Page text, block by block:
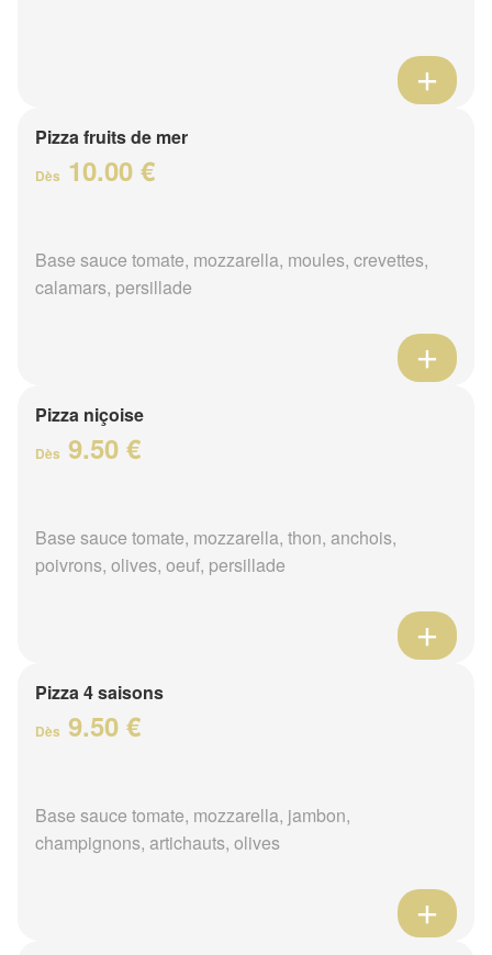
Pizza fruits de mer
Dès 10.00 €
Base sauce tomate, mozzarella, moules, crevettes,
calamars, persillade
Pizza niçoise
Dès 9.50 €
Base sauce tomate, mozzarella, thon, anchois,
poivrons, olives, oeuf, persillade
Pizza 4 saisons
Dès 9.50 €
Base sauce tomate, mozzarella, jambon,
champignons, artichauts, olives